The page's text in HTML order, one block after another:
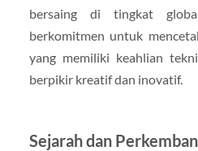
bersaing di tingkat
berkomitmen untuk
yang memiliki keahlian
berpikir kreatif dan inovatif.
Sejarah dan